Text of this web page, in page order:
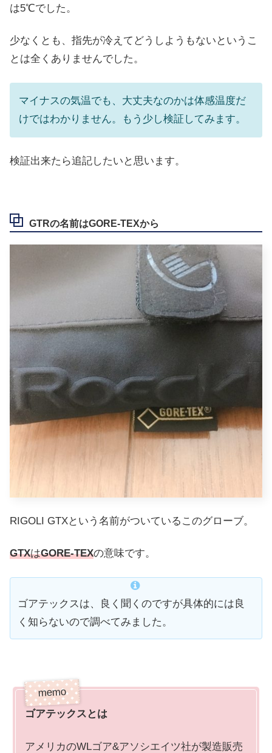
は5℃でした。
少なくとも、指先が冷えてどうしようもないというこ
とは全くありませんでした。
マイナスの気温でも、大丈夫なのかは体感温度だ
けではわかりません。もう少し検証してみます。
検証出来たら追記したいと思います。
GTRの名前はGORE-TEXから
RIGOLI GTXという名前がついているこのグローブ。
GTXはGORE-TEXの意味です。
ゴアテックスは、良く聞くのですが具体的には良
く知らないので調べてみました。
ゴアテックスとは
アメリカのWLゴア&アソシエイツ社が製造販売